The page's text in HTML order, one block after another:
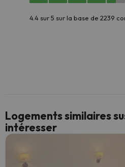
4.4 sur 5 sur la base de 2239
Logements similaires
intéresser